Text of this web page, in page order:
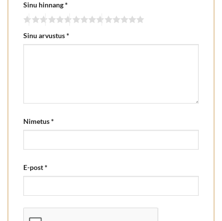
Sinu hinnang*
Sinu arvustus*
Nimetus*
E-post*